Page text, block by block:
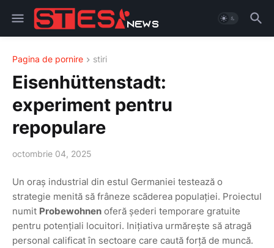
Pagina de pornire stiri
Eisenhüttenstadt:
experiment pentru
repopulare
octombrie 04, 2025
Un oraș industrial din estul Germaniei testează o
strategie menită să frâneze scăderea populației. Proiectul
numit Probewohnen oferă șederi temporare gratuite
pentru potențiali locuitori. Inițiativa urmărește să atragă
personal calificat în sectoare care caută forță de muncă.